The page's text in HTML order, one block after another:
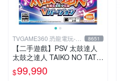
TVGAME360 恐龍電玩-台
中店
8651
【二手遊戲】PSV 太鼓達人
太鼓之達人 TAIKO NO TATS
UJIN V VERSION 中文版
【台中恐龍電玩】
$99,990